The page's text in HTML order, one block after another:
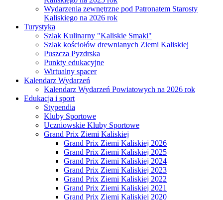
Wydarzenia zewnętrzne pod Patronatem Starosty
Kaliskiego na 2026 rok
Turystyka
Szlak Kulinarny "Kaliskie Smaki"
Szlak kościołów drewnianych Ziemi Kaliskiej
Puszcza Pyzdrska
Punkty edukacyjne
Wirtualny spacer
Kalendarz Wydarzeń
Kalendarz Wydarzeń Powiatowych na 2026 rok
Edukacja i sport
Stypendia
Kluby Sportowe
Uczniowskie Kluby Sportowe
Grand Prix Ziemi Kaliskiej
Grand Prix Ziemi Kaliskiej 2026
Grand Prix Ziemi Kaliskiej 2025
Grand Prix Ziemi Kaliskiej 2024
Grand Prix Ziemi Kaliskiej 2023
Grand Prix Ziemi Kaliskiej 2022
Grand Prix Ziemi Kaliskiej 2021
Grand Prix Ziemi Kaliskiej 2020